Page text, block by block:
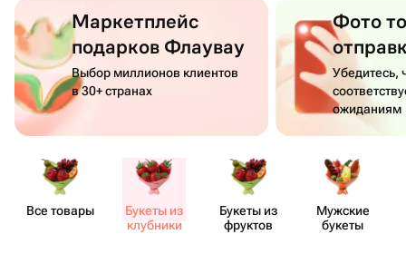
Маркетплейс
подарков Флаувау
Выбор миллионов клиентов
в 30+ странах
Фото
Убедитесь,
ожиданиям
Все товары
Букеты из
клубники
Букеты из
фруктов
Мужские
букеты